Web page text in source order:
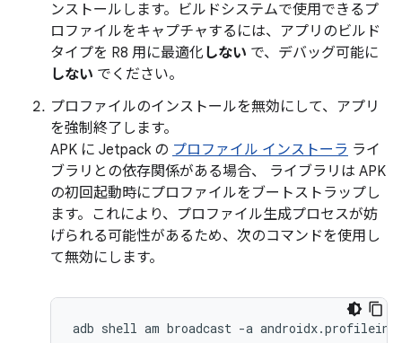
ンストールします。ビルドシステムで使用できるプ
ロファイルをキャプチャするには、アプリのビルド
タイプを R8 用に最適化 しない で、デバッグ可能に
しない でください。
プロファイルのインストールを無効にして、アプリ
を強制終了します。
APK に Jetpack の プロファイル インストーラ ライ
ブラリとの依存関係がある場合、 ライブラリは APK
の初回起動時にプロファイルをブートストラップし
ます。これにより、プロファイル生成プロセスが妨
げられる可能性があるため、次のコマンドを使用し
て無効にします。
adb shell am broadcast -a